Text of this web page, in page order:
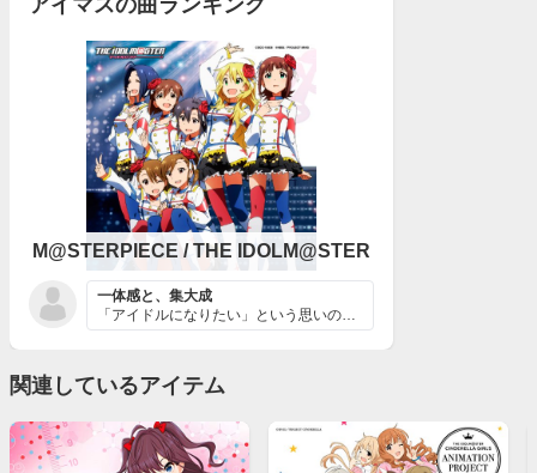
アイマスの曲ランキング
M@STERPIECE / THE IDOLM@STER
一体感と、集大成
「アイドルになりたい」という思いのもと集まった、ただの...
関連しているアイテム